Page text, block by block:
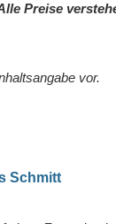
Preise
vor.
Schmitt